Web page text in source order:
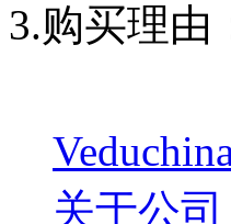
3.购买理由
关于公司